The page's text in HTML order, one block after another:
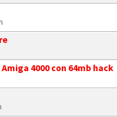
4000 con 64mb hack